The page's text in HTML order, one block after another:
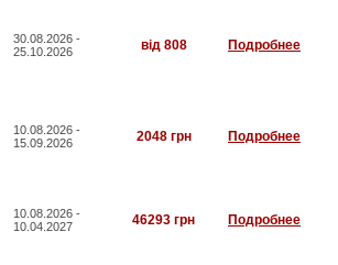
30.08.2026 -
25.10.2026
від 808 Подробнее
10.08.2026 -
15.09.2026
2048 грн Подробнее
10.08.2026 -
10.04.2027
46293 грн Подробнее